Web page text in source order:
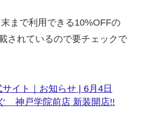
まで利用できる10%OFFの
されているので要チェックで
イト｜お知らせ | 6月4日
神戸学院前店 新装開店!!